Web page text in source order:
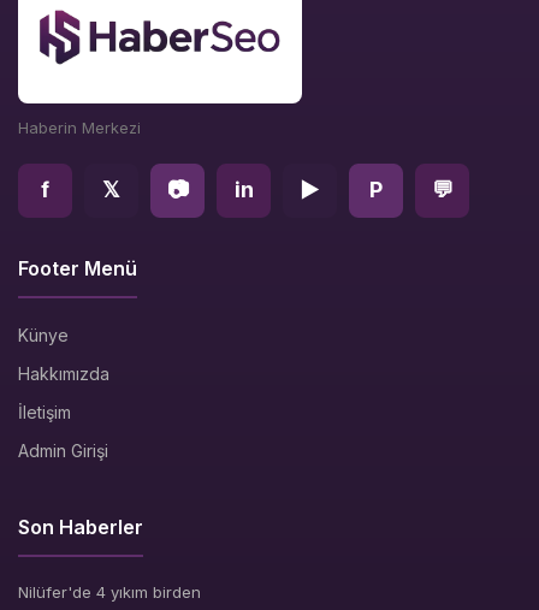
Haberin Merkezi
f 𝕏 📷 in ▶ P 💬
Footer Menü
Künye
Hakkımızda
İletişim
Admin Girişi
Son Haberler
Nilüfer'de 4 yıkım birden